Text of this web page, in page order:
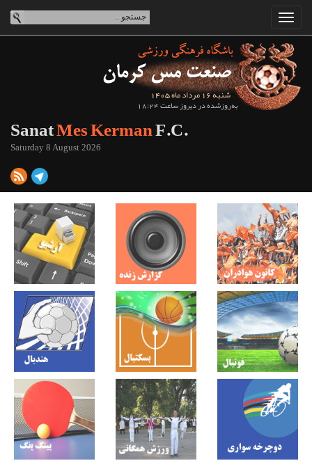
شنبه 16 مرداد ماه 1405
به‌روزشده در دیروز ساعت 18:24
SanatMes KermanF.C.
Saturday 8 August 2026